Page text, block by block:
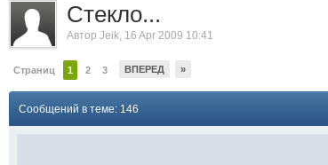
Стекло...
Автор Jeik, 16 Apr 2009 10:41
Страниц 1 2 3 ВПЕРЕД »
Сообщений в теме: 146